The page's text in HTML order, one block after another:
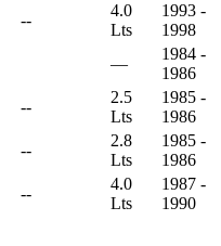
--
4.0
Lts
1993 -
1998
—
1984 -
1986
--
2.5
Lts
1985 -
1986
--
2.8
Lts
1985 -
1986
--
4.0
Lts
1987 -
1990